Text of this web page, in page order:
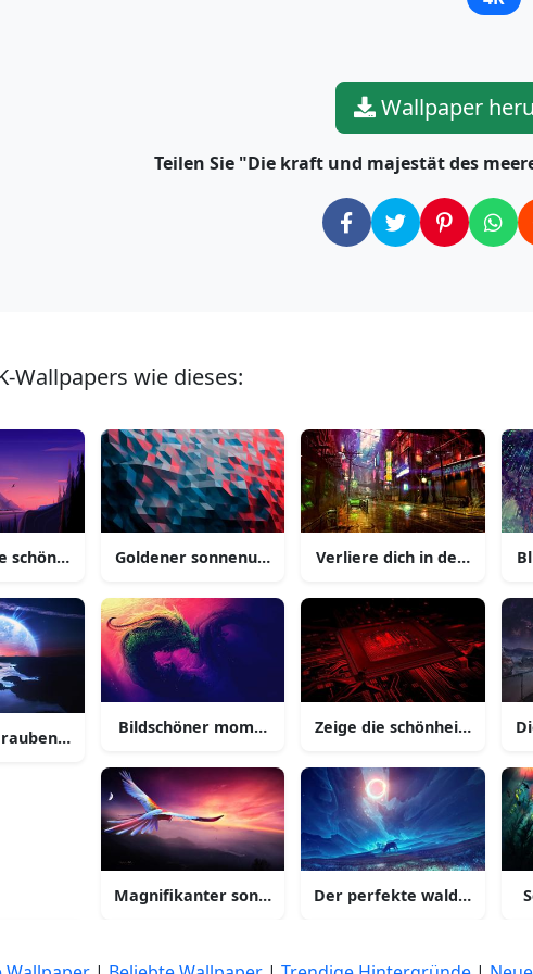
Wallpaper
Teilen Sie "Die kraft und majestät des
Wallpapers wie dieses:
schönheit der natur in 4k ultrahd
dronenblick von einer stadt skyline
Goldener sonnenuntergang in der wüste
Bildschöner moment in den schweizer alpen
Magnifikanter sonnenuntergang in den maliven
Verliere dich in der natur
Zeige die schönheit der
Der perfekte wald für